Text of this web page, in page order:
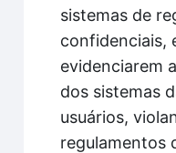
sistemas de
confidenciais,
evidenciarem
dos sistemas
usuários,
regulamentos